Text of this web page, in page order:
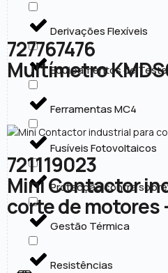
Derivações Flexíveis
Equipamentos de Teste
Ferramentas MC4
Fusíveis Fotovoltaicos
Protecção contra
Gestão Térmica
Resistências
727767476
Multímetro
721119023
Mini Contactor
corte de motores